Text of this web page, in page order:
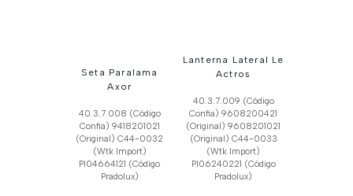
Seta Paralama
Axor
40.3.7.008 (Código
Confia) 9418201021
(Original) C44-0032
(Wtk Import)
Pl04664121 (Código
Pradolux)
Lanterna Lateral Le
Actros
40.3.7.009 (Código
Confia) 9608200421
(Original) 9608201021
(Original) C44-0033
(Wtk Import)
Pl06240221 (Código
Pradolux)